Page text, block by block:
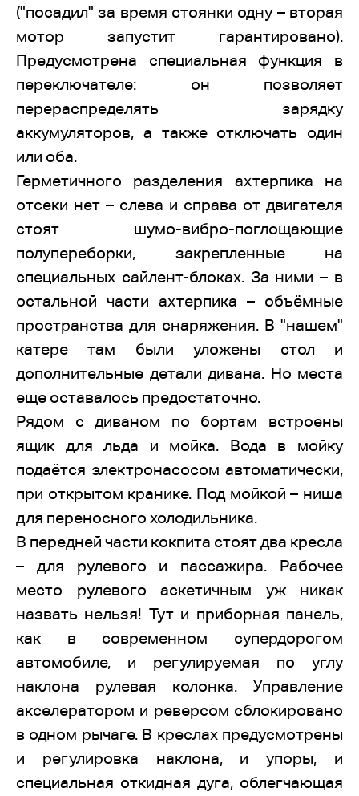
("посадил" за время стоянки одну – вторая
мотор запустит гарантировано).
Предусмотрена специальная функция в
переключателе: он позволяет
перераспределять зарядку
аккумуляторов, а также отключать один
или оба.
Герметичного разделения ахтерпика на
отсеки нет – слева и справа от двигателя
стоят шумо-вибро-поглощающие
полупереборки, закрепленные на
специальных сайлент-блоках. За ними – в
остальной части ахтерпика – объёмные
пространства для снаряжения. В "нашем"
катере там были уложены стол и
дополнительные детали дивана. Но места
еще оставалось предостаточно.
Рядом с диваном по бортам встроены
ящик для льда и мойка. Вода в мойку
подаётся электронасосом автоматически,
при открытом кранике. Под мойкой – ниша
для переносного холодильника.
В передней части кокпита стоят два кресла
– для рулевого и пассажира. Рабочее
место рулевого аскетичным уж никак
назвать нельзя! Тут и приборная панель,
как в современном супердорогом
автомобиле, и регулируемая по углу
наклона рулевая колонка. Управление
акселератором и реверсом сблокировано
в одном рычаге. В креслах предусмотрены
и регулировка наклона, и упоры, и
специальная откидная дуга, облегчающая